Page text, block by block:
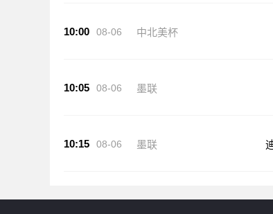
10:00 08-06 中北美杯
10:05 08-06 墨联
10:15 08-06 墨联